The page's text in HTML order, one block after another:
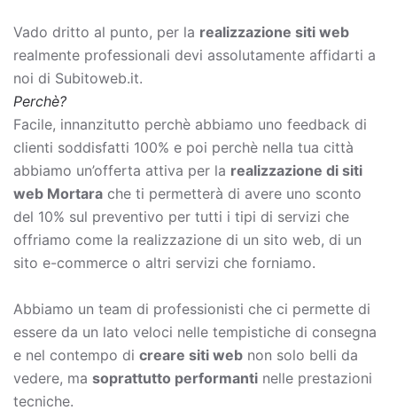
Vado dritto al punto, per la realizzazione siti web
realmente professionali devi assolutamente affidarti a
noi di Subitoweb.it.
Perchè?
Facile, innanzitutto perchè abbiamo uno feedback di
clienti soddisfatti 100% e poi perchè nella tua città
abbiamo un’offerta attiva per la realizzazione di siti
web Mortara che ti permetterà di avere uno sconto
del 10% sul preventivo per tutti i tipi di servizi che
offriamo come la realizzazione di un sito web, di un
sito e-commerce o altri servizi che forniamo.
Abbiamo un team di professionisti che ci permette di
essere da un lato veloci nelle tempistiche di consegna
e nel contempo di creare siti web non solo belli da
vedere, ma soprattutto performanti nelle prestazioni
tecniche.